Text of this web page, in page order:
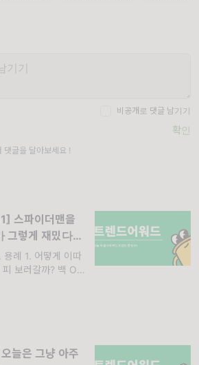
비공개로 댓글 남기기
확인
댓글을 달아보세요 !
스파이더맨을
그렇게 재밌다
례 1. 어떻게 이따
보러갈까? 백 OO
허니잼 스멜이 납
늘은 그냥 아주